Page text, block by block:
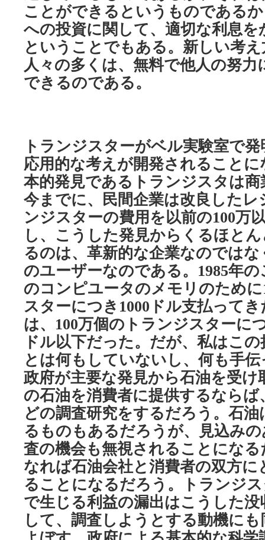
ことができるというものである
への投資に関して、適切な利息
ということでもある。新しい考
人々の多くは、無料で他人の努
できるのである。
トランジスターがベル実験室で
応用的な考えが開発されること
本的発見であるトランジスタは
今までに、民間企業は改良した
ンジスターの費用を以前の100万
し、こうした発見からくるほと
るのは、革新的な企業なのでは
のユーザーなのである。 1985年の
のコンピユータのメモリのために
スターにつき 1000 ドル支払って
は、 100万個のトランジスターに
ドル以下だった。だが、私はこ
とは何もしていないし、何も手
政府が主要な発見から石油を受
の石油を消費者に提供するなら
どの調査研究をするだろう。石
るものもあるだろうが、見込み
査の機会も無視されることにな
なれば石油会社と消費者の双方
ることになるだろう。トランジ
で生じる利益の漏出はこうした
して、調査しようとする動機に